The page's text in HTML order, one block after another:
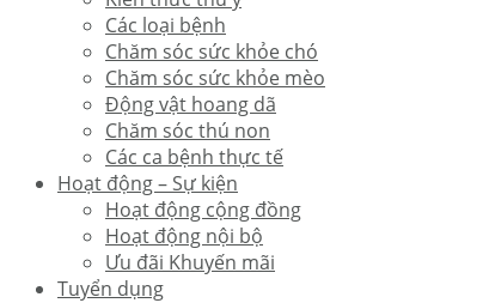
Các loại bệnh
Chăm sóc sức khỏe chó
Chăm sóc sức khỏe mèo
Động vật hoang dã
Chăm sóc thú non
Các ca bệnh thực tế
Hoạt động – Sự kiện
Hoạt động cộng đồng
Hoạt động nội bộ
Ưu đãi Khuyến mãi
Tuyển dụng